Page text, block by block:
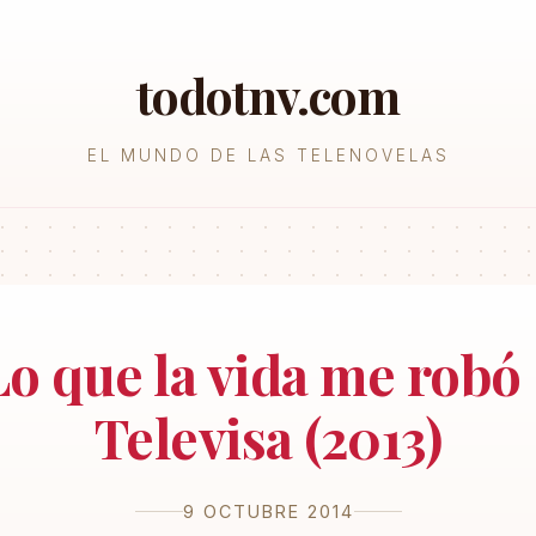
todotnv.com
EL MUNDO DE LAS TELENOVELAS
que la vida me
Televisa (2013)
9 OCTUBRE 2014